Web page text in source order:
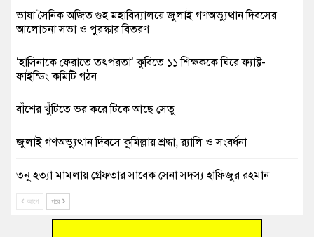
ভাষা সৈনিক অজিত গুহ মহাবিদ্যালয়ে জুলাই গণঅভ্যুত্থান দিবসের
আলোচনা সভা ও পুরস্কার বিতরণ
‘হাসিনাকে ফেরাতে তৎপরতা’ কুবিতে ১১ শিক্ষককে ঘিরে ফ্যাক্ট-
ফাইন্ডিং কমিটি গঠন
বাঁশের খুঁটিতে ভর করে টিকে আছে সেতু
জুলাই গণঅভ্যুত্থান দিবসে কুমিল্লায় শ্রদ্ধা, র‍্যালি ও সংবর্ধনা
তনু হত্যা মামলায় গ্রেফতার সাবেক সেনা সদস্য হাফিজুর রহমান
আহত শিক্ষার্থীদের দেখতে গিয়ে মেডিকেলের ক্যান্টিনে অবরুদ্ধ জবি
আগে পরে